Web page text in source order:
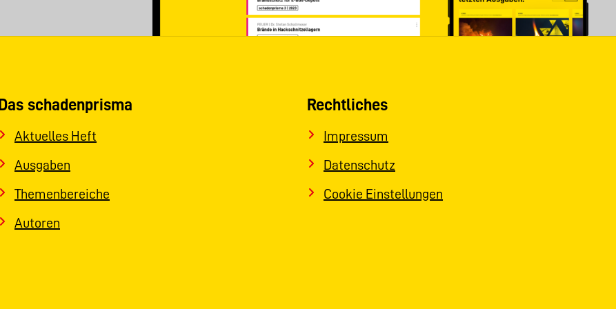
Das schadenprisma
Aktuelles Heft
Ausgaben
Themenbereiche
Autoren
Rechtliches
Impressum
Datenschutz
Cookie Einstellungen